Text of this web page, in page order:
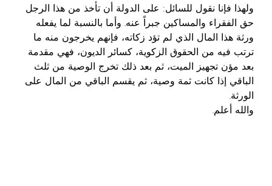
ولهذا فإنا نقول للسائل: على الدولة أن تأخذ من هذا الرجل
حق الفقراء والمساكين جبراً عنه. وأما بالنسبة لما يفعله
ورثة هذا المال الذي لم تؤد زكاته، فإنهم يخرجون منه ما
ترتب فيه من الحقوق الزكوية، كسائر الديون، فهي مقدمة
بعد مؤن تجهيز الميت، ثم بعد ذلك تخرج الوصية من ثلث
الباقي إذا كانت ثمة وصية، ثم يقسم الباقي من المال على
الورثة.
والله أعلم.